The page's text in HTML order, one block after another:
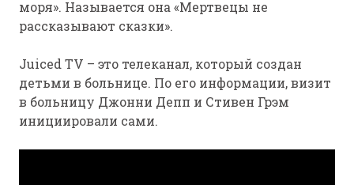
моря». Называется она «Мертвецы не
рассказывают сказки».
Juiced TV – это телеканал, который создан
детьми в больнице. По его информации, визит
в больницу Джонни Депп и Стивен Грэм
инициировали сами.